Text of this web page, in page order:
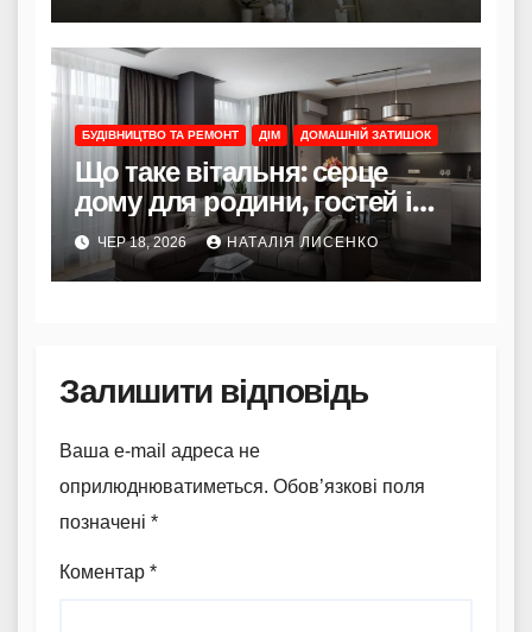
БУДІВНИЦТВО ТА РЕМОНТ ДІМ ДОМАШНІЙ ЗАТИШОК
Що таке вітальня: серце
дому для родини, гостей і
щоденних ритуалів
ЧЕР 18, 2026 НАТАЛІЯ ЛИСЕНКО
Залишити відповідь
Ваша e-mail адреса не
оприлюднюватиметься. Обов’язкові поля
позначені *
Коментар *